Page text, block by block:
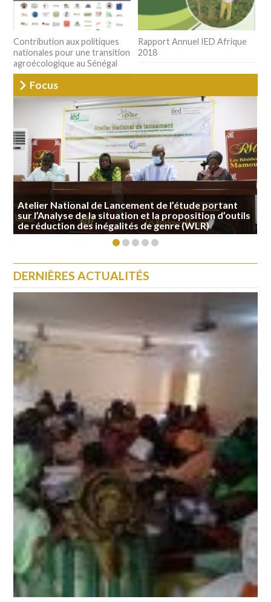
Contribution aux politiques
nationales pour une transition
agroécologique au Sénégal
Rapport Annuel IED Afrique
2018
Focus
Atelier National de Lancement de l’étude portant
sur l’Analyse de la situation et la proposition d’outils
de réduction des inégalités de genre (WLR)
DERNIÈRES ACTUALITÉS